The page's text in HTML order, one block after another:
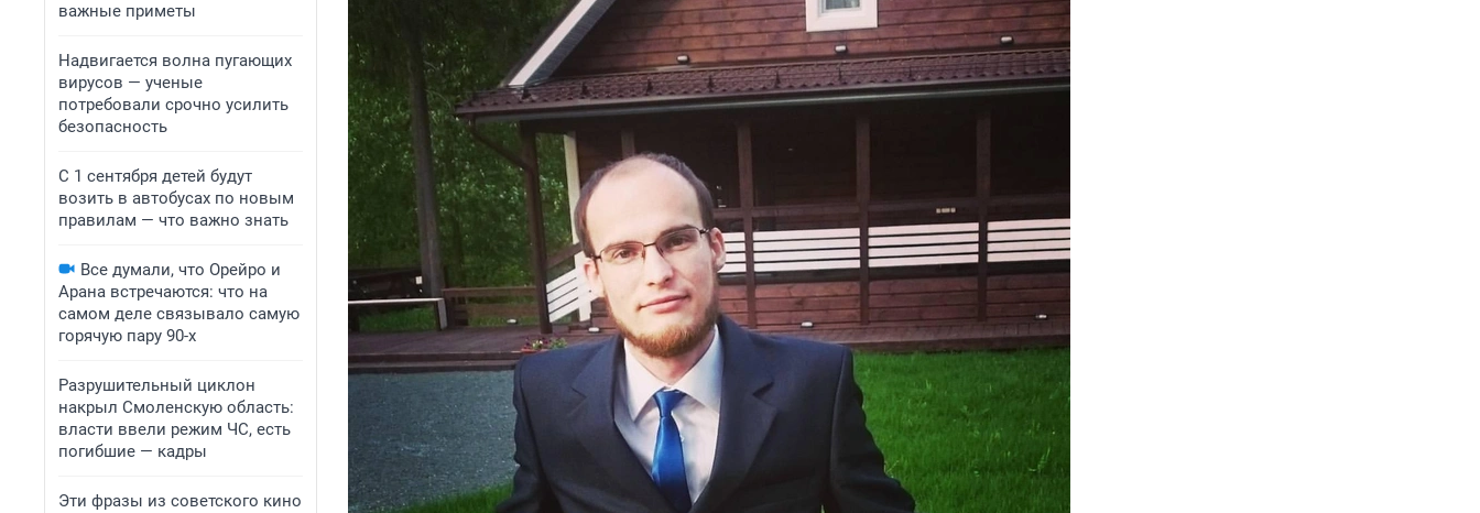
важные приметы
Надвигается волна пугающих
вирусов — ученые
потребовали срочно усилить
безопасность
С 1 сентября детей будут
возить в автобусах по новым
правилам — что важно знать
Все думали, что Орейро и
Арана встречаются: что на
самом деле связывало самую
горячую пару 90-х
Разрушительный циклон
накрыл Смоленскую область:
власти ввели режим ЧС, есть
погибшие — кадры
Эти фразы из советского кино